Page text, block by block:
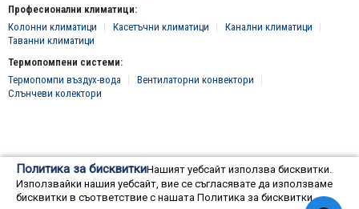
Политика за бисквиткиНашият уебсайт използва бисквитки.
Използвайки нашия уебсайт, вие се съгласявате да използваме
бисквитки в съответствие с нашата Политика за бисквитки.
Професионални климатици:
Колонни климатици
Касетъчни климатици
Канални климатици
Таванни климатици
Термопомпени системи:
Термопомпи въздух-вода
Вентилаторни конвектори
Слънчеви колектори
© 2016 - 2024 Всички права запазени, "Клима Инженеринг 2016" ЕООД
Онлайн магазин от